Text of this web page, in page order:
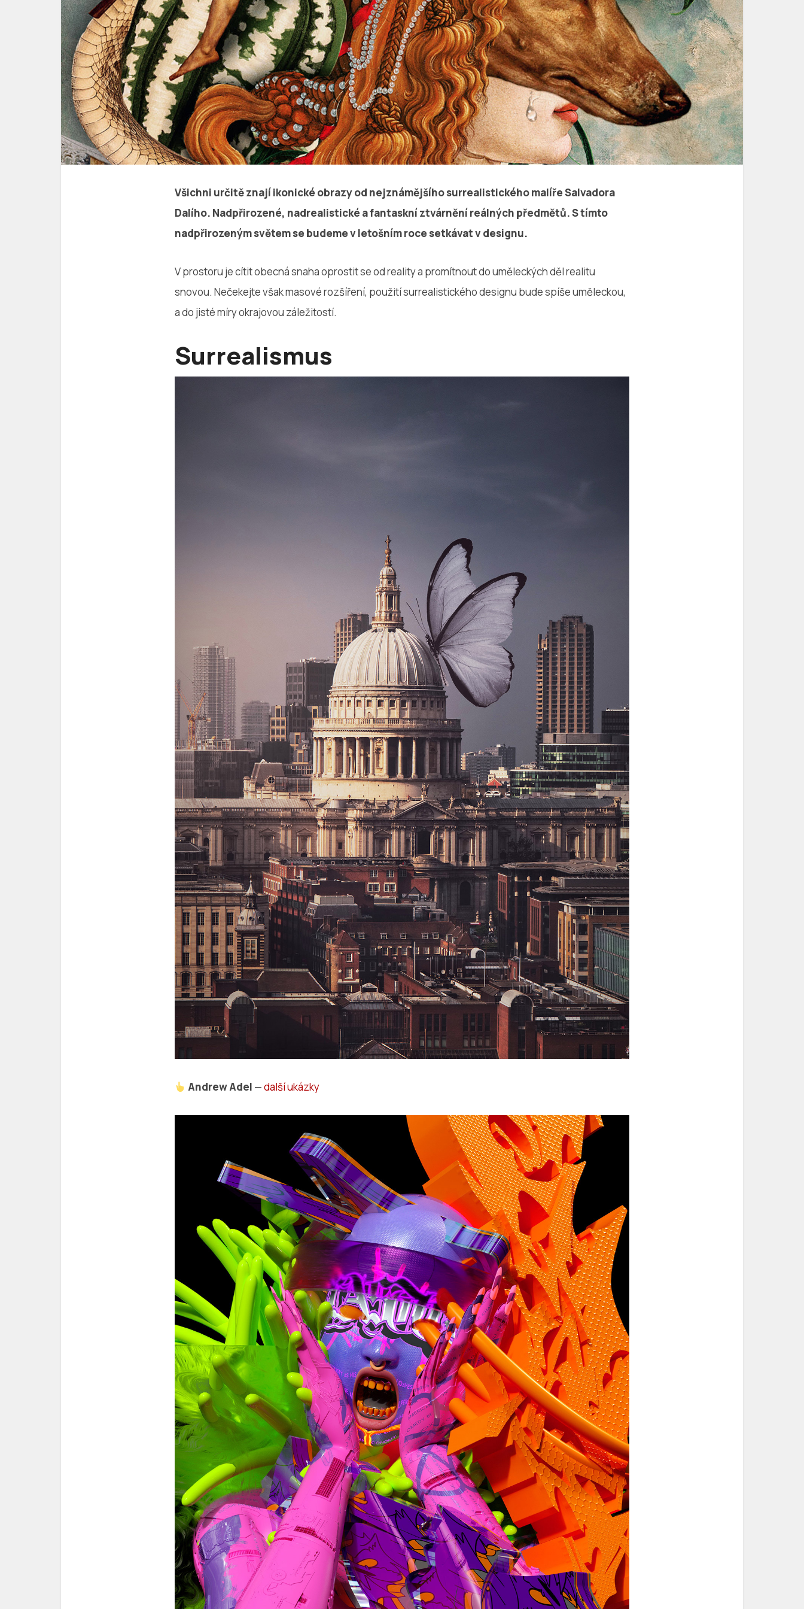
Všichni určitě znají ikonické obrazy od nejznámějšího surrealistického malíře Salvadora
Dalího. Nadpřirozené, nadrealistické a fantaskní ztvárnění reálných předmětů. S tímto
nadpřirozeným světem se budeme v letošním roce setkávat v designu.
V prostoru je cítit obecná snaha oprostit se od reality a promítnout do uměleckých děl realitu
snovou. Nečekejte však masové rozšíření, použití surrealistického designu bude spíše uměleckou,
a do jisté míry okrajovou záležitostí.
Surrealismus
Andrew Adel —další ukázky